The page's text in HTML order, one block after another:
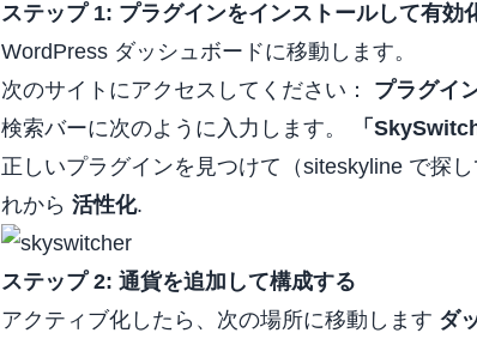
ステップ 1: プラグインをインストールして有効
WordPress ダッシュボードに移動します。
次のサイトにアクセスしてください： プラグイ
検索バーに次のように入力します。
「
正しいプラグインを見つけて（siteskyline で探
れから 活性化.
ステップ 2: 通貨を追加して構成する
アクティブ化したら、次の場所に移動します ダ